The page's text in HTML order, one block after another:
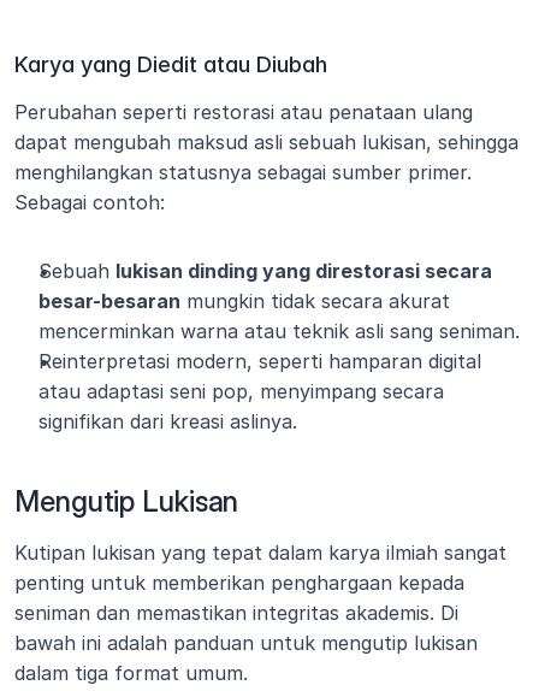
Karya yang Diedit atau Diubah
Perubahan seperti restorasi atau penataan ulang
dapat mengubah maksud asli sebuah lukisan, sehingga
menghilangkan statusnya sebagai sumber primer.
Sebagai contoh:
Sebuah lukisan dinding yang direstorasi secara
besar-besaran mungkin tidak secara akurat
mencerminkan warna atau teknik asli sang seniman.
Reinterpretasi modern, seperti hamparan digital
atau adaptasi seni pop, menyimpang secara
signifikan dari kreasi aslinya.
Mengutip Lukisan
Kutipan lukisan yang tepat dalam karya ilmiah sangat
penting untuk memberikan penghargaan kepada
seniman dan memastikan integritas akademis. Di
bawah ini adalah panduan untuk mengutip lukisan
dalam tiga format umum.